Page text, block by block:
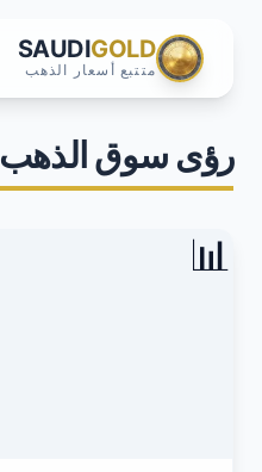
SAUDIGOLD
متتبع أسعار الذهب
رؤى سوق الذهب
📊